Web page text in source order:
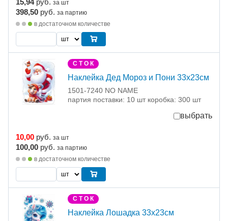
15,94 руб. за шт
398,50 руб. за партию
в достаточном количестве
С Т О К
Наклейка Дед Мороз и Пони 33х23см
1501-7240 NO NAME
партия поставки: 10 шт коробка: 300 шт
выбрать
10,00 руб. за шт
100,00 руб. за партию
в достаточном количестве
С Т О К
Наклейка Лошадка 33х23см